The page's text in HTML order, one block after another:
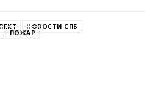
НОВОСТИ СПБ
ПОЖАР